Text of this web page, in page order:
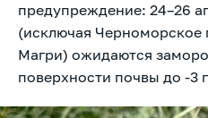
предупреждение: 24–26
(исключая
Магри) ожидаются
поверхности почвы до -3